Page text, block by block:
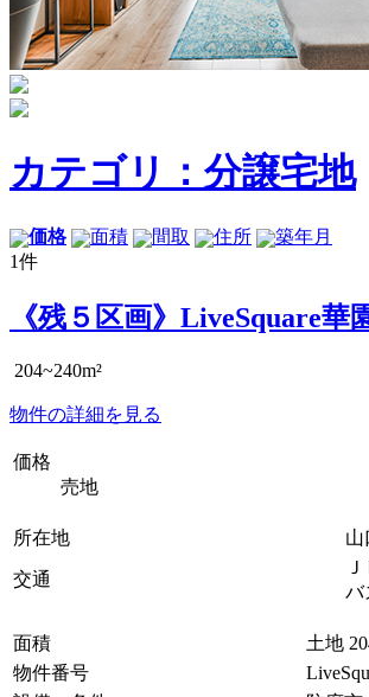
カテゴリ：分譲宅地
価格 面積 間取 住所
築年月
1件
《残５区画》LiveSquare
204~240m²
物件の詳細を見る
価格
売地
所在地 山
交通
バ
面積 土地
物件番号